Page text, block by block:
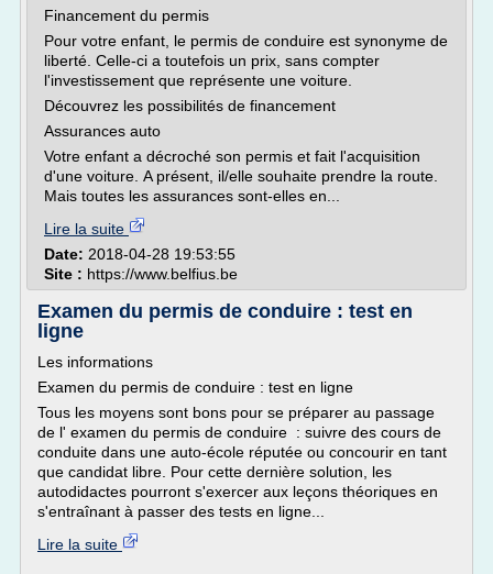
Financement du permis
Pour votre enfant, le permis de conduire est synonyme de
liberté. Celle-ci a toutefois un prix, sans compter
l'investissement que représente une voiture.
Découvrez les possibilités de financement
Assurances auto
Votre enfant a décroché son permis et fait l'acquisition
d'une voiture. A présent, il/elle souhaite prendre la route.
Mais toutes les assurances sont-elles en...
Lire la suite
Date: 2018-04-28 19:53:55
Site : https://www.belfius.be
Examen du permis de conduire : test en
ligne
Les informations
Examen du permis de conduire : test en ligne
Tous les moyens sont bons pour se préparer au passage
de l' examen du permis de conduire : suivre des cours de
conduite dans une auto-école réputée ou concourir en tant
que candidat libre. Pour cette dernière solution, les
autodidactes pourront s'exercer aux leçons théoriques en
s'entraînant à passer des tests en ligne...
Lire la suite